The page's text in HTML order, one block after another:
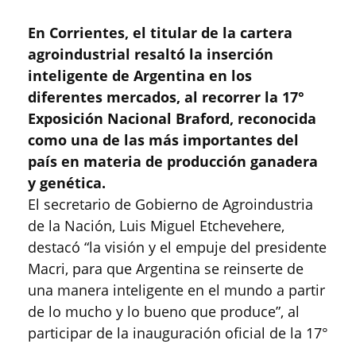
En Corrientes, el titular de la cartera
agroindustrial resaltó la inserción
inteligente de Argentina en los
diferentes mercados, al recorrer la 17°
Exposición Nacional Braford, reconocida
como una de las más importantes del
país en materia de producción ganadera
y genética.
El secretario de Gobierno de Agroindustria
de la Nación, Luis Miguel Etchevehere,
destacó “la visión y el empuje del presidente
Macri, para que Argentina se reinserte de
una manera inteligente en el mundo a partir
de lo mucho y lo bueno que produce”, al
participar de la inauguración oficial de la 17°